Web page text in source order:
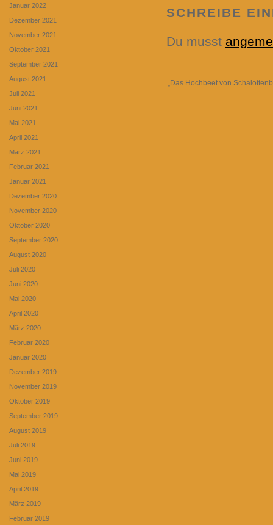
SCHREIBE
Du musst
„Das Hochbeet von
Januar 2022
Dezember 2021
November 2021
Oktober 2021
September 2021
August 2021
Juli 2021
Juni 2021
Mai 2021
April 2021
März 2021
Februar 2021
Januar 2021
Dezember 2020
November 2020
Oktober 2020
September 2020
August 2020
Juli 2020
Juni 2020
Mai 2020
April 2020
März 2020
Februar 2020
Januar 2020
Dezember 2019
November 2019
Oktober 2019
September 2019
August 2019
Juli 2019
Juni 2019
Mai 2019
April 2019
März 2019
Februar 2019